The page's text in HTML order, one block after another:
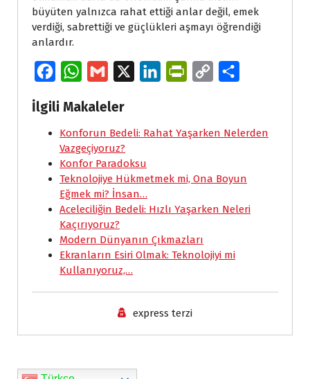
büyüten yalnızca rahat ettiği anlar değil, emek
verdiği, sabrettiği ve güçlükleri aşmayı öğrendiği
anlardır.
c
e
b
o
o
k
W
a
t
s
A
p
p
a
i
l
k
d
n
n
F
i
e
n
y
y
k
r
İlgili Makaleler
Konforun Bedeli: Rahat Yaşarken Nelerden
Vazgeçiyoruz?
Konfor Paradoksu
Teknolojiye Hükmetmek mi, Ona Boyun
Eğmek mi? İnsan…
Aceleciliğin Bedeli: Hızlı Yaşarken Neleri
Kaçırıyoruz?
Modern Dünyanın Çıkmazları
Ekranların Esiri Olmak: Teknolojiyi mi
Kullanıyoruz,…
express terzi